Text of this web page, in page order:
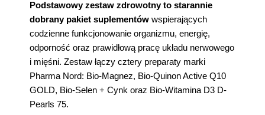
Podstawowy zestaw zdrowotny to starannie
dobrany pakiet suplementów wspierających
codzienne funkcjonowanie organizmu, energię,
odporność oraz prawidłową pracę układu nerwowego
i mięśni. Zestaw łączy cztery preparaty marki
Pharma Nord: Bio-Magnez, Bio-Quinon Active Q10
GOLD, Bio-Selen + Cynk oraz Bio-Witamina D3 D-
Pearls 75.